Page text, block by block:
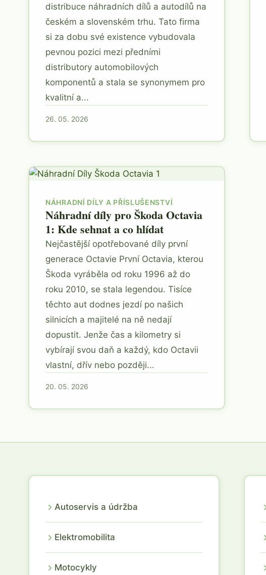
distribuce náhradních dílů a autodílů na
českém a slovenském trhu. Tato firma
si za dobu své existence vybudovala
pevnou pozici mezi předními
distributory automobilových
komponentů a stala se synonymem pro
kvalitní a...
26. 05. 2026
NÁHRADNÍ DÍLY A PŘÍSLUŠENSTVÍ
Náhradní díly pro Škoda Octavia
1: Kde sehnat a co hlídat
Nejčastější opotřebované díly první
generace Octavie První Octavia, kterou
Škoda vyráběla od roku 1996 až do
roku 2010, se stala legendou. Tisíce
těchto aut dodnes jezdí po našich
silnicích a majitelé na ně nedají
dopustit. Jenže čas a kilometry si
vybírají svou daň a každý, kdo Octavii
vlastní, dřív nebo později...
20. 05. 2026
Autoservis a údržba
Elektromobilita
Motocykly